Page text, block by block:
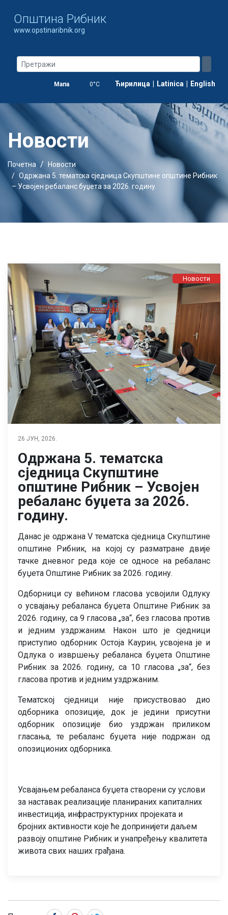
Oпштина Рибник
www.opstinaribnik.org
Мапа 0°C Ћирилица | Latinica | English
Новости
Почетна
Новости
Одржана 5. тематска сједница Скупштине општине Рибник
– Усвојен ребаланс буџета за 2026. годину.
Новости
26 ЈУН, 2026.
Одржана 5. тематска
сједница Скупштине
општине Рибник – Усвојен
ребаланс буџета за 2026.
годину.
Данас је одржана V тематска сједница Скупштине
општине Рибник, на којој су разматране двије
тачке дневног реда које се односе на ребаланс
буџета Општине Рибник за 2026. годину.
Одборници су већином гласова усвојили Одлуку
о усвајању ребаланса буџета Општине Рибник за
2026. годину, са 9 гласова „за“, без гласова против
и једним уздржаним. Након што је сједници
приступио одборник Остоја Каурин, усвојена је и
Одлука о извршењу ребаланса буџета Општине
Рибник за 2026. годину, са 10 гласова „за“, без
гласова против и једним уздржаним.
Тематској сједници није присуствовао дио
одборника опозиције, док је једини присутни
одборник опозиције био уздржан приликом
гласања, те ребаланс буџета није подржан од
опозиционих одборника.
Усвајањем ребаланса буџета створени су услови
за наставак реализације планираних капиталних
инвестиција, инфраструктурних пројеката и
бројних активности које ће допринијети даљем
развоју општине Рибник и унапређењу квалитета
живота свих наших грађана.